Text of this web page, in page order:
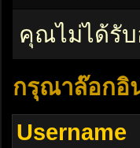
คุณไม่ได้รั
กรุณาล๊อกอิ
Username